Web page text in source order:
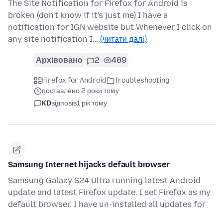
The Site Notification for Firefox for Android is
broken (don't know if it's just me) I have a
notification for IGN website but Whenever I click on
any site notification I… (читати далі)
Архівовано 2 489
Firefox for Android
Troubleshooting
поставлено 2 роки тому
KDвідповів1 рік тому
Samsung Internet hijacks default browser
Samsung Galaxy S24 Ultra running latest Android
update and latest Firefox update. I set Firefox as my
default browser. I have un-installed all updates for